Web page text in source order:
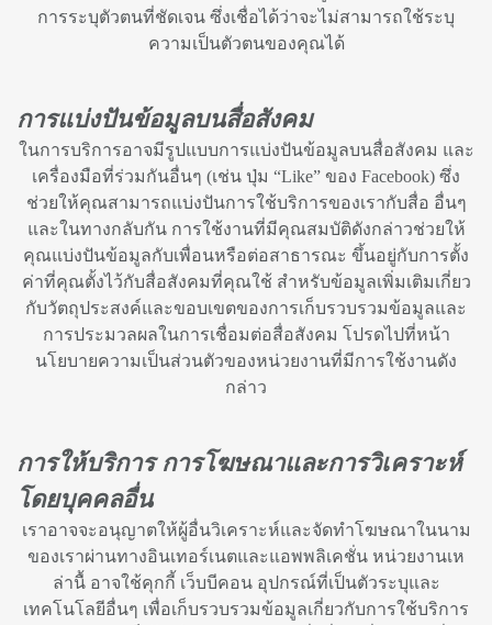
การระบุตัวตนที่ชัดเจน ซึ่งเชื่อได้ว่าจะไม่สามารถใช้ระบุ
ความเป็นตัวตนของคุณได้
การแบ่งปันข้อมูลบนสื่อสังคม
ในการบริการอาจมีรูปแบบการแบ่งปันข้อมูลบนสื่อสังคม และ
เครื่องมือที่ร่วมกันอื่นๆ (เช่น ปุ่ม “Like” ของ Facebook) ซึ่ง
ช่วยให้คุณสามารถแบ่งปันการใช้บริการของเรากับสื่อ อื่นๆ
และในทางกลับกัน การใช้งานที่มีคุณสมบัติดังกล่าวช่วยให้
คุณแบ่งปันข้อมูลกับเพื่อนหรือต่อสาธารณะ ขึ้นอยู่กับการตั้ง
ค่าที่คุณตั้งไว้กับสื่อสังคมที่คุณใช้ สำหรับข้อมูลเพิ่มเติมเกี่ยว
กับวัตถุประสงค์และขอบเขตของการเก็บรวบรวมข้อมูลและ
การประมวลผลในการเชื่อมต่อสื่อสังคม โปรดไปที่หน้า
นโยบายความเป็นส่วนตัวของหน่วยงานที่มีการใช้งานดัง
กล่าว
การให้บริการ การโฆษณาและการวิเคราะห์
โดยบุคคลอื่น
เราอาจจะอนุญาตให้ผู้อื่นวิเคราะห์และจัดทำโฆษณาในนาม
ของเราผ่านทางอินเทอร์เนตและแอพพลิเคชั่น หน่วยงานเห
ล่านื้ อาจใช้คุกกี้ เว็บบีคอน อุปกรณ์ที่เป็นตัวระบุและ
เทคโนโลยีอื่นๆ เพื่อเก็บรวบรวมข้อมูลเกี่ยวกับการใช้บริการ